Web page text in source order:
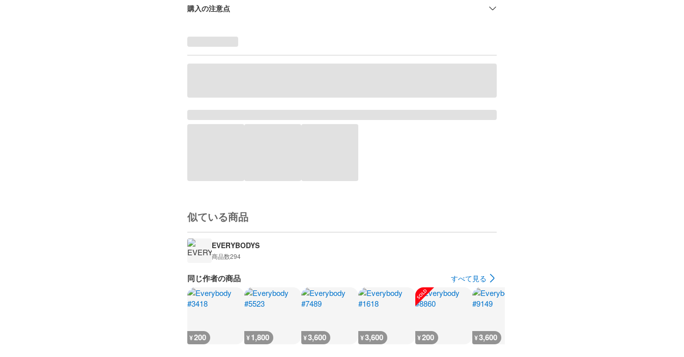
購入の注意点
似ている商品
EVERYBODYS
商品数294
同じ作者の商品 すべて見る
¥200 ¥1,800 ¥3,600 ¥3,600 ¥200 ¥3,600